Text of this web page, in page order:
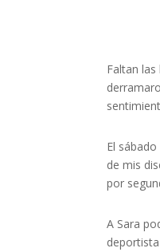
Faltan
El
de mis
por
A Sara